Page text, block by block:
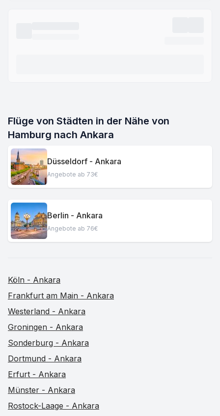
Flüge von Städten in der Nähe von
Hamburg nach Ankara
Düsseldorf - Ankara
Angebote ab 73€
Berlin - Ankara
Angebote ab 76€
Köln - Ankara
Frankfurt am Main - Ankara
Westerland - Ankara
Groningen - Ankara
Sonderburg - Ankara
Dortmund - Ankara
Erfurt - Ankara
Münster - Ankara
Rostock-Laage - Ankara